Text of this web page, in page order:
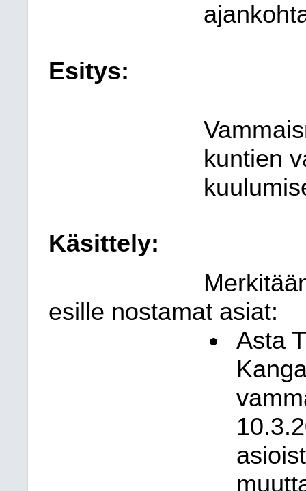
Esitys:
kuntien
Käsittely:
esille nostamat asiat:
Asta